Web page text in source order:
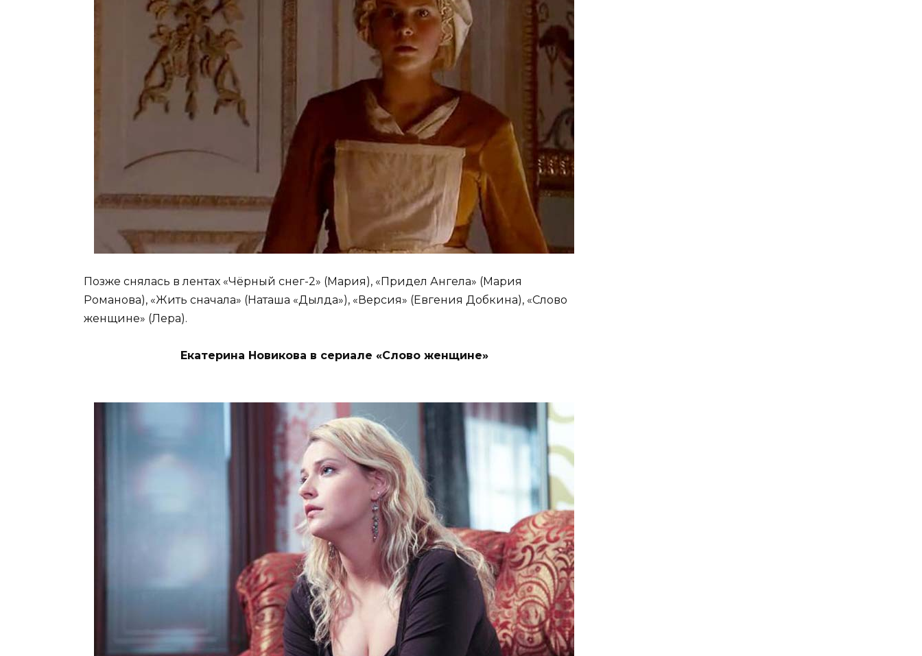
Позже снялась в лентах «Чёрный снег-2» (Мария), «Придел Ангела» (Мария
Романова), «Жить сначала» (Наташа «Дылда»), «Версия» (Евгения Добкина), «Слово
женщине» (Лера).
Екатерина Новикова в сериале «Слово женщине»